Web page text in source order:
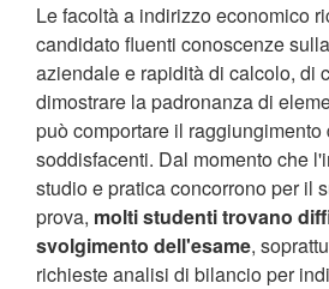
Le facoltà a indirizzo economico
candidato fluenti conoscenze
aziendale e rapidità di calcolo, di
dimostrare la padronanza di
può comportare il raggiungimento
soddisfacenti. Dal momento che
studio e pratica concorrono per il
prova, molti studenti trovano
svolgimento dell'esame,
richieste analisi di bilancio per